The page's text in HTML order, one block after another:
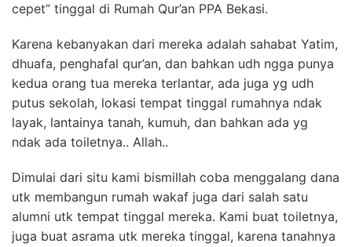
cepet” tinggal di Rumah Qur’an PPA Bekasi.
Karena kebanyakan dari mereka adalah sahabat Yatim,
dhuafa, penghafal qur’an, dan bahkan udh ngga punya
kedua orang tua mereka terlantar, ada juga yg udh
putus sekolah, lokasi tempat tinggal rumahnya ndak
layak, lantainya tanah, kumuh, dan bahkan ada yg
ndak ada toiletnya.. Allah..
Dimulai dari situ kami bismillah coba menggalang dana
utk membangun rumah wakaf juga dari salah satu
alumni utk tempat tinggal mereka. Kami buat toiletnya,
juga buat asrama utk mereka tinggal, karena tanahnya